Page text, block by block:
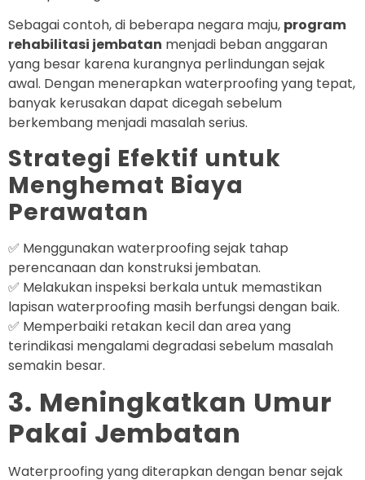
Sebagai contoh, di beberapa negara maju, program
rehabilitasi jembatan menjadi beban anggaran
yang besar karena kurangnya perlindungan sejak
awal. Dengan menerapkan waterproofing yang tepat,
banyak kerusakan dapat dicegah sebelum
berkembang menjadi masalah serius.
Strategi Efektif untuk
Menghemat Biaya
Perawatan
✅ Menggunakan waterproofing sejak tahap
perencanaan dan konstruksi jembatan.
✅ Melakukan inspeksi berkala untuk memastikan
lapisan waterproofing masih berfungsi dengan baik.
✅ Memperbaiki retakan kecil dan area yang
terindikasi mengalami degradasi sebelum masalah
semakin besar.
3. Meningkatkan Umur
Pakai Jembatan
Waterproofing yang diterapkan dengan benar sejak